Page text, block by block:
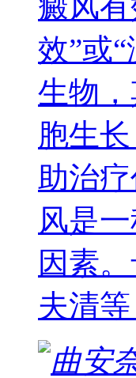
效”或
生物
胞生
助治
风是
因素
夫清